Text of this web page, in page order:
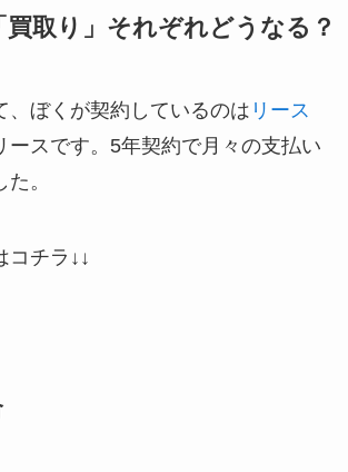
買取り」それぞれどうなる？
、ぼくが契約しているのは リース
ースです。5年契約で月々の支払い
。
コチラ↓↓